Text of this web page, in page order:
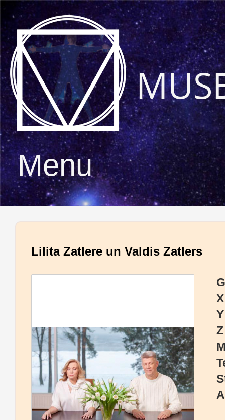
Menu
Lilita Zatlere un Valdis Zatlers